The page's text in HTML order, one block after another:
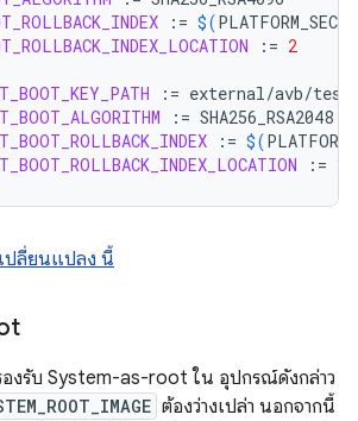
:= $(
:= 2
:=
:=
:= $(
:= 3
ปลี่ยนแปลง นี้
งรับ System-as-root ใน อุปกรณ์ดังกล่าว
ต้องว่างเปล่า นอกจากนี้